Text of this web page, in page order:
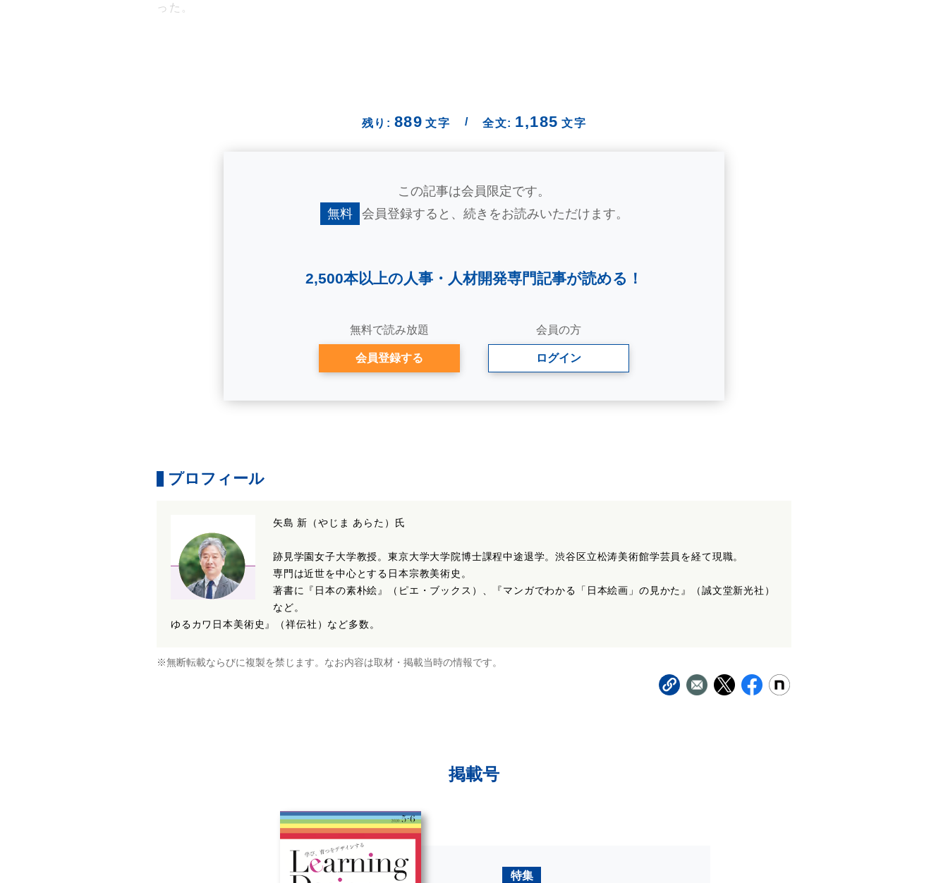
った。
残り: 889 文字 / 全文: 1,185 文字
この記事は会員限定です。
無料
会員登録すると、 続きをお読みいただけます。
2,500本以上の人事・ 人材開発専門記事が読める！
無料で読み放題
会員登録する
会員の方
ログイン
プロフィール
矢島 新（やじま あらた）氏
跡見学園女子大学教授。東京大学大学院博士課程中途退学。渋谷区立松涛美術館学芸員を経て現職。
専門は近世を中心とする日本宗教美術史。
著書に『日本の素朴絵』（ピエ・ブックス）、『マンガでわかる「日本絵画」の見かた』（誠文堂新光社）
など。
ゆるカワ日本美術史』（祥伝社）など多数。
※無断転載ならびに複製を禁じます。なお内容は取材・掲載当時の情報です。
掲載号
特集